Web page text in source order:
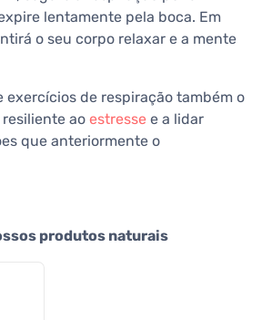
lentamente pela boca. Em
o seu corpo relaxar e a mente
exercícios de respiração também o
ao estresse e a lidar
que anteriormente o
produtos naturais